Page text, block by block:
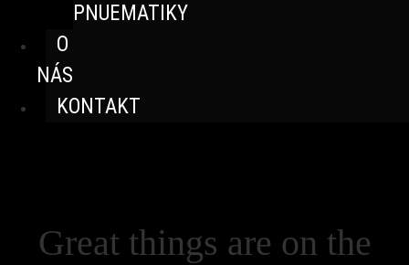
PNUEMATIKY
O
NÁS
KONTAKT
Great things are on the